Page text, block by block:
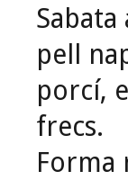
pell
porcí,
frecs.
Forma